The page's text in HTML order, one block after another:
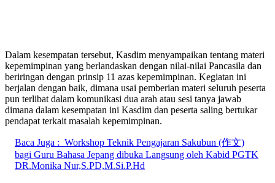
Dalam kesempatan tersebut, Kasdim menyampaikan tentang materi
kepemimpinan yang berlandaskan dengan nilai-nilai Pancasila dan
beriringan dengan prinsip 11 azas kepemimpinan. Kegiatan ini
berjalan dengan baik, dimana usai pemberian materi seluruh peserta
pun terlibat dalam komunikasi dua arah atau sesi tanya jawab
dimana dalam kesempatan ini Kasdim dan peserta saling bertukar
pendapat terkait masalah kepemimpinan.
Baca Juga : Workshop Teknik Pengajaran Sakubun (作文)
bagi Guru Bahasa Jepang dibuka Langsung oleh Kabid PGTK
DR.Monika Nur,S.PD,M.Si.P.Hd